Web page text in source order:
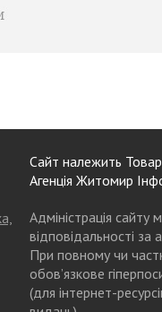
Сайт належить
Агенція Житомир
Адміністрація
відповідальності за
При повному чи
обов’язкове
(для інтернет-